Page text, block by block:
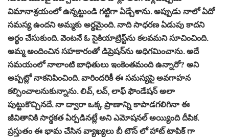
విమానాశ్రయంలో ఉన్నట్టుండి గట్టిగా ఏడ్చేశాను. అప్పుడు నాలో ఏదో
సమస్య ఉందని అమ్మకు అర్థమైంది. నాది సాధరణ ఏడుపు కాదని
అర్థం చేసుకుంది. వెంటనే ఓ సైకియాట్రిస్ట్‌ను కలవమని సూచించింది.
అమ్మ అందించిన సహకారంతో డిప్రెషన్‌ను అధిగమించాను. అదే
సమయంలో నాలాంటి బాధితులు ఇంకెంతమంది ఉన్నారో? అని
అప్పట్లో నాకనిపించింది. వారిందరికీ ఈ సమస్యపై అవగాహన
కల్పించాలనుకున్నాను. లివ్‌, లవ్‌, లాఫ్‌ ఫౌండేషన్‌ అలా
పుట్టుకొచ్చినదే. నా ద్వారా ఒక్క ప్రాణాన్ని కాపాడగలిగినా ఈ
జీవితానికి సార్థకత ఏర్పడినట్లే అని ఎమోషనల్‌ అయ్యింది దీపిక.
ప్రస్తుతం ఈ భామ చేసిన వ్యాఖ్యలు బీ టౌన్ లో హాట్ టాపిక్ గా